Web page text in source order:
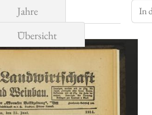
Jahre
Übersicht